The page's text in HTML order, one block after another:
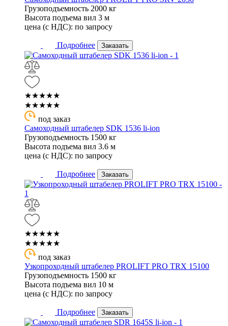
Грузоподъемность 2000 кг
Высота подъема вил 3 м
цена (с НДС): по запросу
Подробнее Заказать
★★★★★
★★★★★
под заказ
Самоходный штабелер SDK 1536 li-ion
Грузоподъемность 1500 кг
Высота подъема вил 3.6 м
цена (с НДС): по запросу
Подробнее Заказать
★★★★★
★★★★★
под заказ
Узкопроходный штабелер PROLIFT PRO TRX 15100
Грузоподъемность 1500 кг
Высота подъема вил 10 м
цена (с НДС): по запросу
Подробнее Заказать